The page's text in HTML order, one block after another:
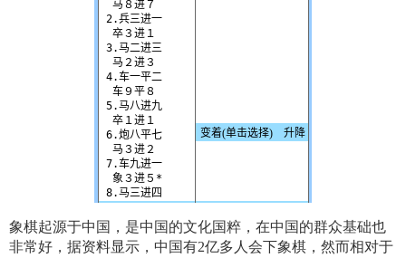
象棋起源于中国，是中国的文化国粹，在中国的群众基础也
非常好，据资料显示，中国有2亿多人会下象棋，然而相对于